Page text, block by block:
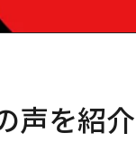
声を紹介